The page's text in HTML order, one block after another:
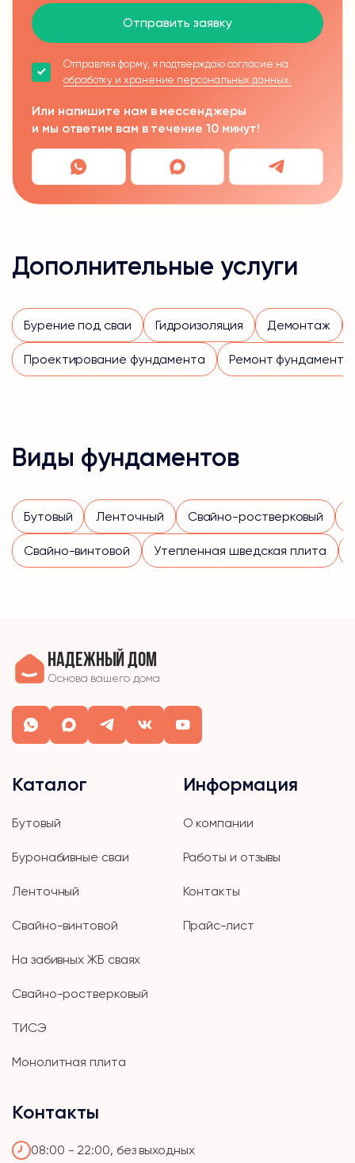
Отправить заявку
Отправляя форму, я подтверждаю согласие на
обработку и хранение персональных данных.
Или напишите нам в мессенджеры
и мы ответим вам в течение 10 минут!
Дополнительные услуги
Бурение под сваи Гидроизоляция Демонтаж
Проектирование фундамента Ремонт фундамента
Виды фундаментов
Бутовый Ленточный Свайно-ростверковый
Свайно-винтовой Утепленная шведская плита
Надежный дом
Основа вашего дома
Каталог
Бутовый
Буронабивные сваи
Ленточный
Свайно-винтовой
На забивных ЖБ сваях
Свайно-ростверковый
ТИСЭ
Монолитная плита
Информация
О компании
Работы и отзывы
Контакты
Прайс-лист
Контакты
08:00 - 22:00, без выходных